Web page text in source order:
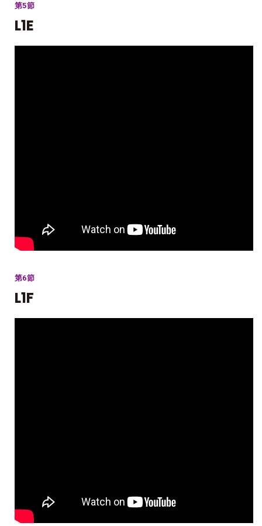
第5節
L1E
第6節
L1F